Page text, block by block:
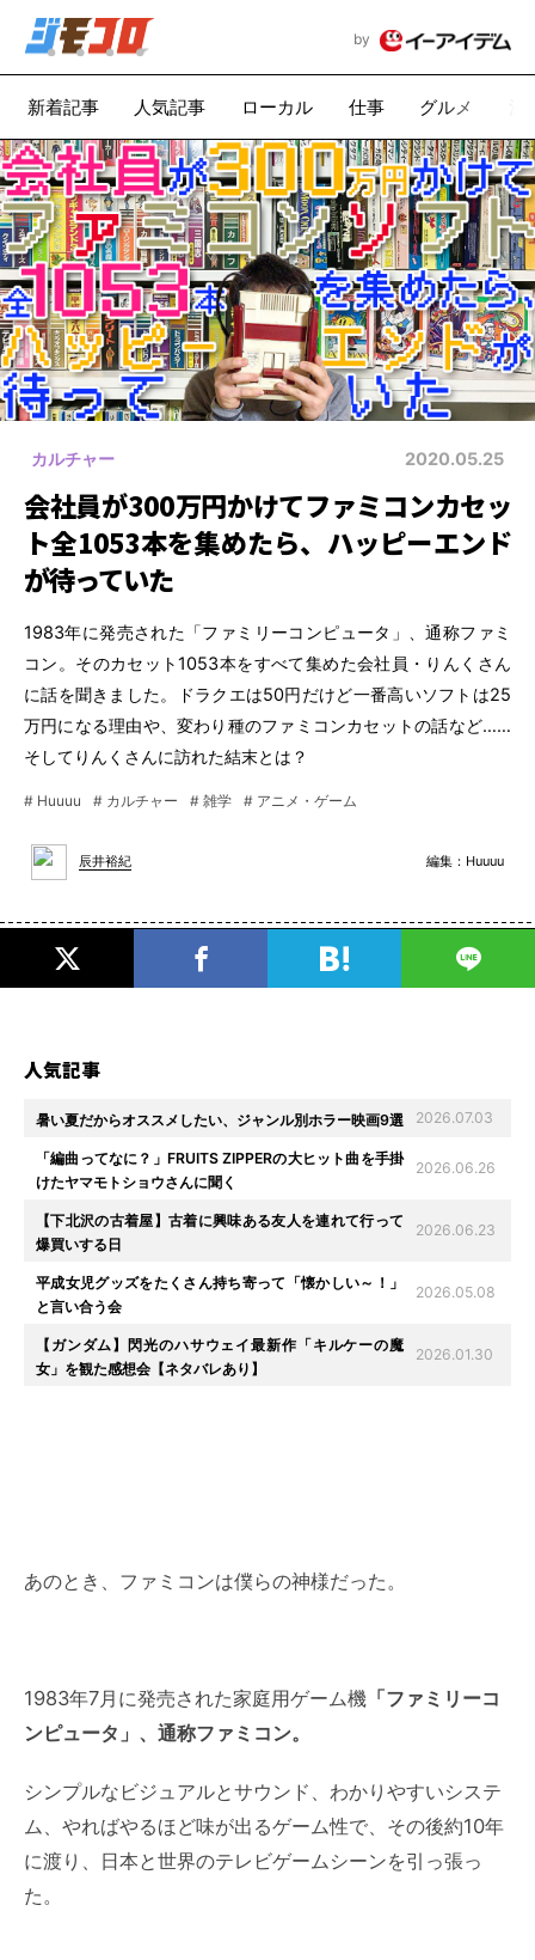
by
新着記事 人気記事 ローカル 仕事 グルメ
カルチャー 2020.05.25
会社員が300万円かけてファミコンカセッ
ト全1053本を集めたら、ハッピーエンド
が待っていた
1983年に発売された「ファミリーコンピュータ」、通称ファミ
コン。そのカセット1053本をすべて集めた会社員・りんくさん
に話を聞きました。ドラクエは50円だけど一番高いソフトは25
万円になる理由や、変わり種のファミコンカセットの話など……
そしてりんくさんに訪れた結末とは？
# Huuuu # カルチャー # 雑学 # アニメ・ゲーム
辰井裕紀 編集： Huuuu
人気記事
暑い夏だからオススメしたい、ジャンル別ホラー映画9選 2026.07.03
「編曲ってなに？」FRUITS ZIPPERの大ヒット曲を手掛
けたヤマモトショウさんに聞く
2026.06.26
【下北沢の古着屋】古着に興味ある友人を連れて行って
爆買いする日
2026.06.23
平成女児グッズをたくさん持ち寄って「懐かしい～！」
と言い合う会
2026.05.08
【ガンダム】閃光のハサウェイ最新作「キルケーの魔
女」を観た感想会【ネタバレあり】
2026.01.30
あのとき、ファミコンは僕らの神様だった。
1983年7月に発売された家庭用ゲーム機 「ファミリーコ
ンピュータ」、通称ファミコン。
シンプルなビジュアルとサウンド、わかりやすいシステ
ム、やればやるほど味が出るゲーム性で、その後約10年
に渡り、日本と世界のテレビゲームシーンを引っ張っ
た。